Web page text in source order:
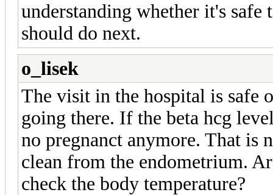
understanding whether it's
should do next.
o_lisek
The visit in the hospital is safe
going there. If the beta hcg
no pregnanct anymore. That is
clean from the endometrium.
check the body temperature?